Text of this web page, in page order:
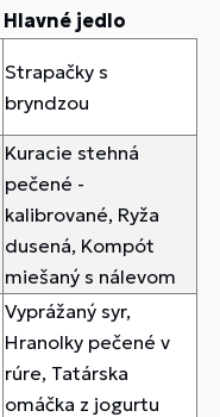
Hlavné jedlo
Strapačky s
bryndzou
Kuracie stehná
pečené -
kalibrované, Ryža
dusená, Kompót
miešaný s nálevom
Vyprážaný syr,
Hranolky pečené v
rúre, Tatárska
omáčka z jogurtu